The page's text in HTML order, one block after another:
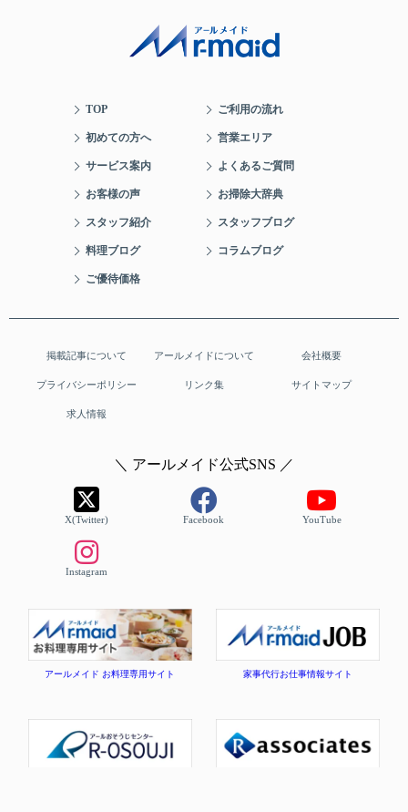
TOP ご利用の流れ
初めての方へ 営業エリア
サービス案内 よくあるご質問
お客様の声 お掃除大辞典
スタッフ紹介 スタッフブログ
料理ブログ コラムブログ
ご優待価格
掲載記事について アールメイドについて 会社概要
プライバシーポリシー リンク集 サイトマップ
求人情報
＼ アールメイド公式SNS ／
X(Twitter) Facebook YouTube
Instagram
アールメイド お料理専用サイト 家事代行お仕事情報サイト